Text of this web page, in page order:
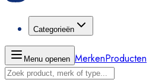
Categorieën
Menu openen MerkenProducten